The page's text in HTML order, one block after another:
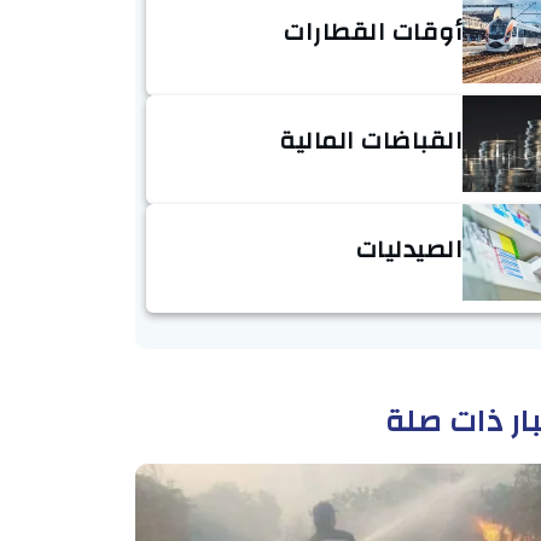
أوقات القطارات
القباضات المالية
الصيدليات
ذات صلة